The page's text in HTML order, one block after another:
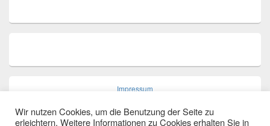
Impressum
Wir nutzen Cookies, um die Benutzung der Seite zu
erleichtern. Weitere Informationen zu Cookies erhalten Sie in